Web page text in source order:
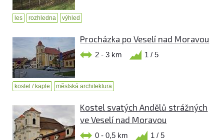
les rozhledna výhled
Procházka po Veselí nad Moravou
2 - 3 km 1 / 5
kostel / kaple městská architektura
Kostel svatých Andělů strážných
ve Veselí nad Moravou
0 - 0,5 km 1 / 5